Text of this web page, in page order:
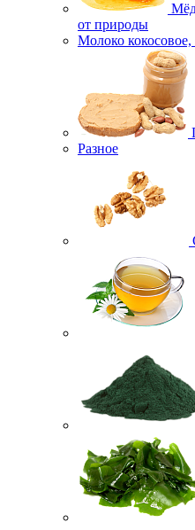
от природы
Молоко кокосовое,
Разное